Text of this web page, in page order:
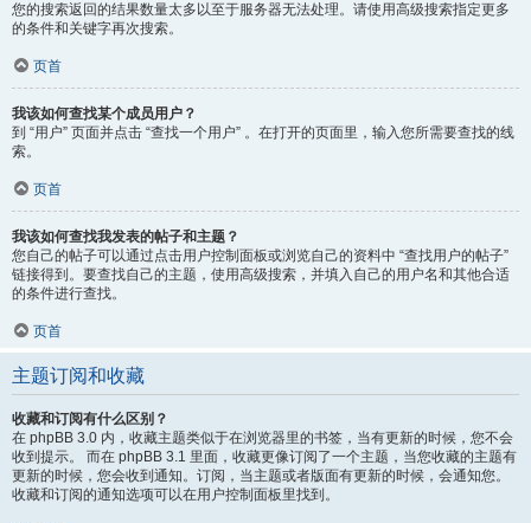
您的搜索返回的结果数量太多以至于服务器无法处理。请使用高级搜索指定更多
的条件和关键字再次搜索。
页首
我该如何查找某个成员用户？
到 “用户” 页面并点击 “查找一个用户” 。在打开的页面里，输入您所需要查找的线
索。
页首
我该如何查找我发表的帖子和主题？
您自己的帖子可以通过点击用户控制面板或浏览自己的资料中 “查找用户的帖子”
链接得到。要查找自己的主题，使用高级搜索，并填入自己的用户名和其他合适
的条件进行查找。
页首
主题订阅和收藏
收藏和订阅有什么区别？
在 phpBB 3.0 内，收藏主题类似于在浏览器里的书签，当有更新的时候，您不会
收到提示。 而在 phpBB 3.1 里面，收藏更像订阅了一个主题，当您收藏的主题有
更新的时候，您会收到通知。订阅，当主题或者版面有更新的时候，会通知您。
收藏和订阅的通知选项可以在用户控制面板里找到。